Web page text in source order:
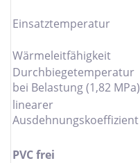
Einsatztemperatur
Wärmeleitfähigkeit
Durchbiegetemperatur
bei Belastung (1,82 MPa)
linearer
Ausdehnungskoeffizient
PVC frei